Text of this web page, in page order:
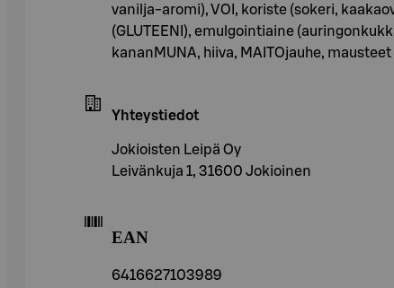
vanilja-aromi), VOI, koriste (sokeri,
(GLUTEENI), emulgointiaine
kananMUNA, hiiva, MAITOjauhe,
Yhteystiedot
Jokioisten Leipä Oy
Leivänkuja 1, 31600 Jokioinen
EAN
6416627103989